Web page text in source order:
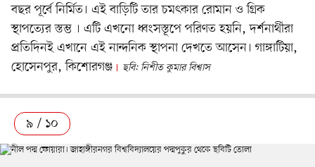
বছর পূর্বে নির্মিত। এই বাড়িটি তার চমৎকার রোমান ও গ্রিক
স্থাপত্যের স্তম্ভ । এটি এখনো ধ্বংসস্তূপে পরিণত হয়নি, দর্শনার্থীরা
প্রতিদিনই এখানে এই নান্দনিক স্থাপনা দেখতে আসেন। গাঙ্গাটিয়া,
হোসেনপুর, কিশোরগঞ্জ
ছবি: নিশীত কুমার বিশ্বাস
৯ / ১০